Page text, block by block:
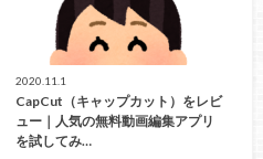
2020.11.1
CapCut（キャップカット）をレビ
ュー｜人気の無料動画編集アプリ
を試してみ…